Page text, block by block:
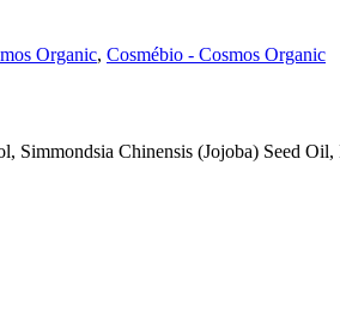
Organic, Cosmébio - Cosmos Organic
Simmondsia Chinensis (Jojoba) Seed